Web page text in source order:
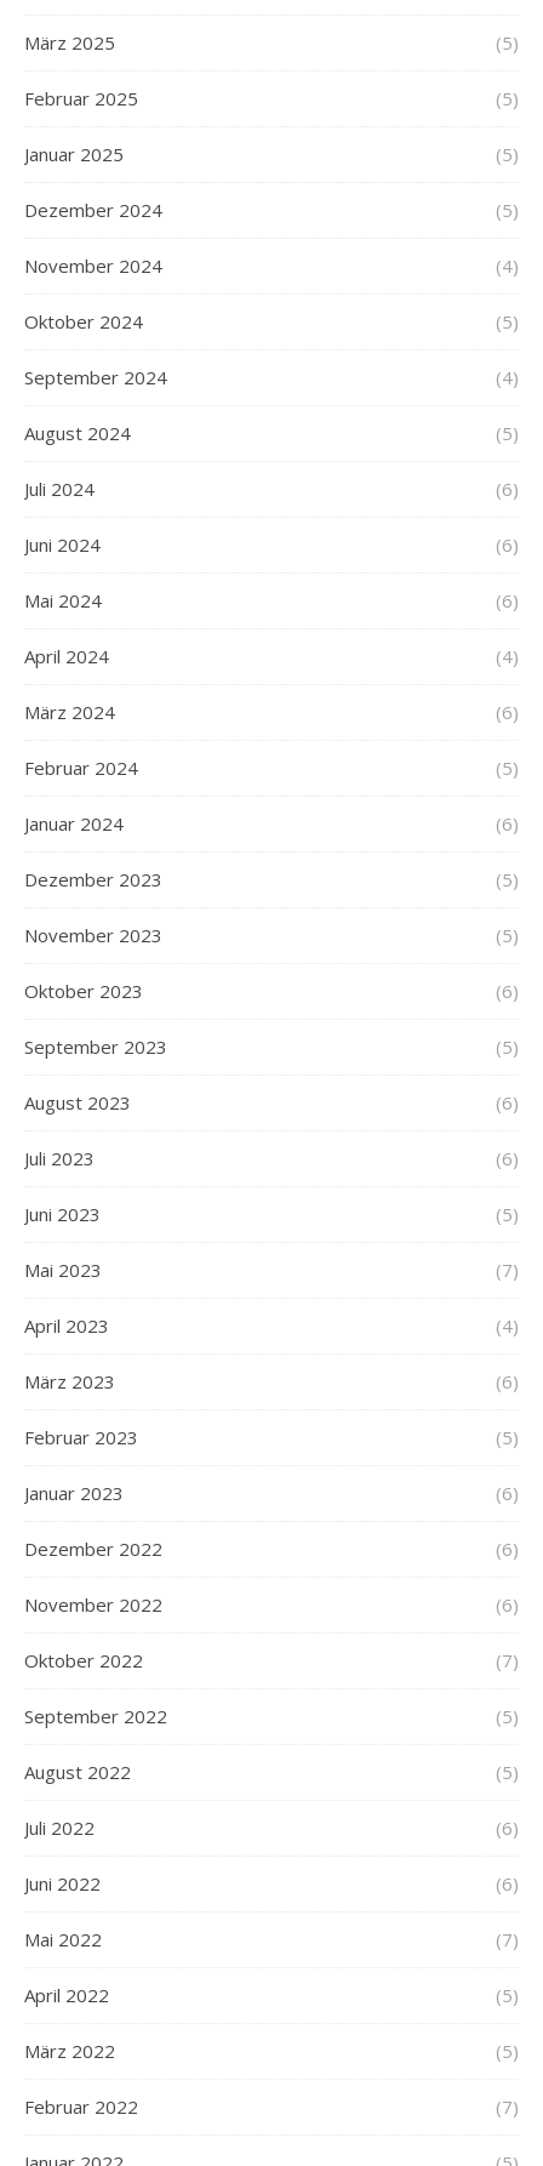
März 2025 (5)
Februar 2025 (5)
Januar 2025 (5)
Dezember 2024 (5)
November 2024 (4)
Oktober 2024 (5)
September 2024 (4)
August 2024 (5)
Juli 2024 (6)
Juni 2024 (6)
Mai 2024 (6)
April 2024 (4)
März 2024 (6)
Februar 2024 (5)
Januar 2024 (6)
Dezember 2023 (5)
November 2023 (5)
Oktober 2023 (6)
September 2023 (5)
August 2023 (6)
Juli 2023 (6)
Juni 2023 (5)
Mai 2023 (7)
April 2023 (4)
März 2023 (6)
Februar 2023 (5)
Januar 2023 (6)
Dezember 2022 (6)
November 2022 (6)
Oktober 2022 (7)
September 2022 (5)
August 2022 (5)
Juli 2022 (6)
Juni 2022 (6)
Mai 2022 (7)
April 2022 (5)
März 2022 (5)
Februar 2022 (7)